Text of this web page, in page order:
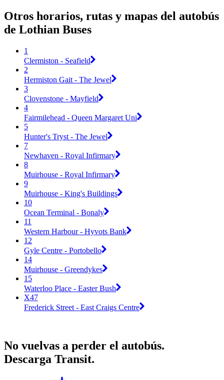
Otros horarios, rutas y mapas del autobús
de Lothian Buses
1
Clermiston - Seafield
2
Hermiston Gait - The Jewel
3
Clovenstone - Mayfield
4
Fairmilehead - Queen Margaret Uni
5
Hunter's Tryst - The Jewel
7
Newhaven - Royal Infirmary
8
Muirhouse - Royal Infirmary
9
Muirhouse - King's Buildings
10
Ocean Terminal - Bonaly
11
Western Harbour - Hyvots Bank
12
Gyle Centre - Portobello
14
Muirhouse - Greendykes
15
Waterloo Place - Easter Bush
X47
Frederick Street - East Craigs Centre
No vuelvas a perder el autobús.
Descarga Transit.